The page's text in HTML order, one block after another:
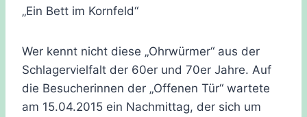
„Ein Bett im Kornfeld“
Wer kennt nicht diese „Ohrwürmer“ aus der
Schlagervielfalt der 60er und 70er Jahre. Auf
die Besucherinnen der „Offenen Tür“ wartete
am 15.04.2015 ein Nachmittag, der sich um